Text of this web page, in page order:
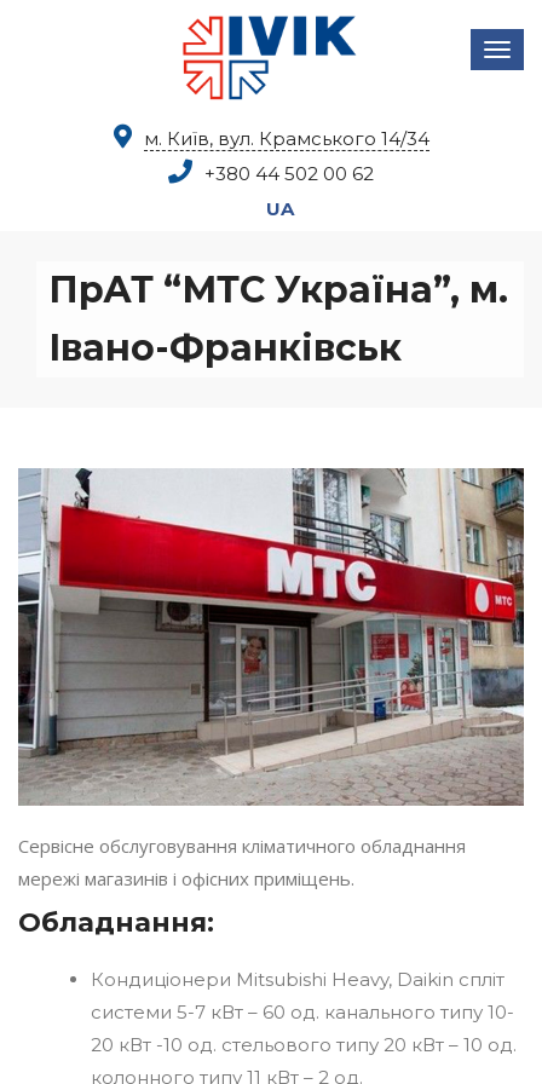
м. Київ, вул. Крамського 14/34
+380 44 502 00 62
UA
ПрАТ “МТС Україна”, м.
Івано-Франківськ
Сервісне обслуговування кліматичного обладнання
мережі магазинів і офісних приміщень.
Обладнання:
Кондиціонери Mitsubishi Heavy, Daikin спліт
системи 5-7 кВт – 60 од. канального типу 10-
20 кВт -10 од. стельового типу 20 кВт – 10 од.
колонного типу 11 кВт – 2 од.